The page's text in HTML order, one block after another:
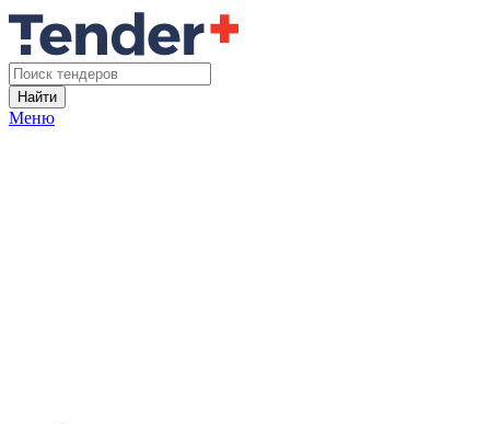
Найти
Меню